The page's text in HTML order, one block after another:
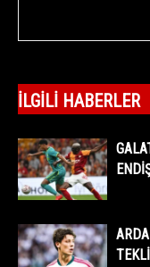
İLGILI HABERLER